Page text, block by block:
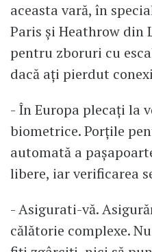
aceasta vară, în
Paris și Heathrow din
pentru zboruri cu
dacă ați pierdut
- În Europa plecați la
biometrice. Porțile
automată a
libere, iar verificarea
- Asigurati-vă.
călătorie complexe.